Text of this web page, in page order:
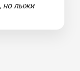
но лыжи